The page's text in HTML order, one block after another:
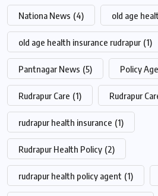
Nationa News (4) old age
old age health insurance rudrapur (1)
Pantnagar News (5) Policy
Rudrapur Care (1) Rudrapur
rudrapur health insurance (1)
Rudrapur Health Policy (2)
rudrapur health policy agent (1)